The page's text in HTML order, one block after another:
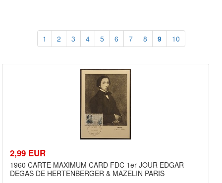
1 2 3 4 5 6 7 8 9 10
2,99 EUR
1960 CARTE MAXIMUM CARD FDC 1er JOUR EDGAR
DEGAS DE HERTENBERGER & MAZELIN PARIS